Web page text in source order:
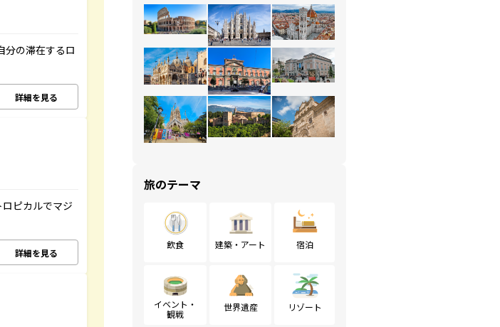
分の滞在するロ
詳細を見る
ピカルでマジ
詳細を見る
旅のテーマ
飲食 建築・アート 宿泊
イベント・
観戦
世界遺産 リゾート